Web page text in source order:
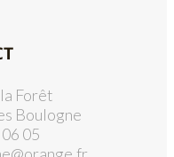
Forêt
Boulogne
05